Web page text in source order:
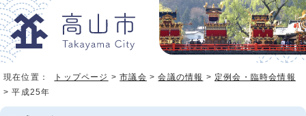
現在位置： トップページ >市議会 >会議の情報 > 定例会・臨時会情報
> 平成25年